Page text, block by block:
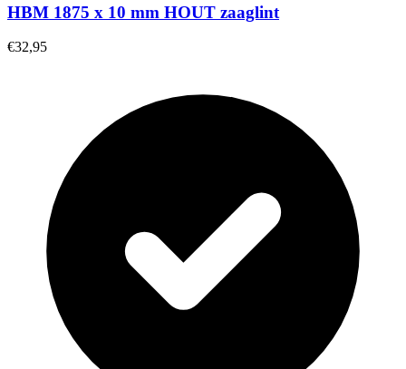
HBM 1875 x 10 mm HOUT zaaglint
€32,95